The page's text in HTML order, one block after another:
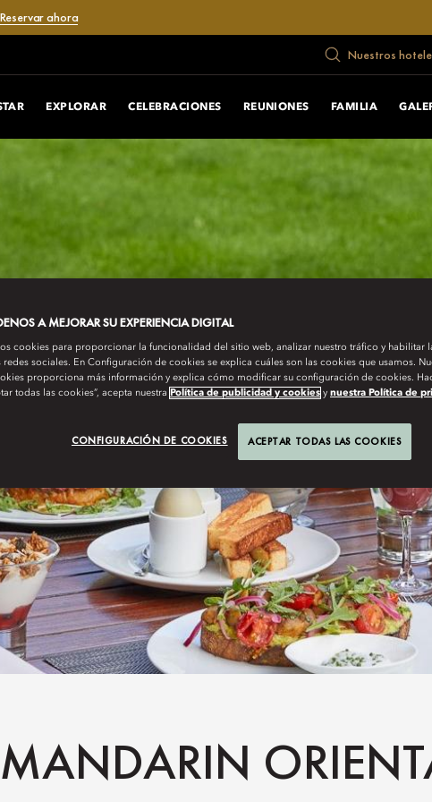
Reservar ahora
Nuestros
EXPLORAR CELEBRACIONES REUNIONES FAMILIA
A MEJORAR SU EXPERIENCIA DIGITAL
cookies para proporcionar la funcionalidad del sitio web, analizar nuestro tráfico y habilitar
redes sociales. En Configuración de cookies se explica cuáles son las cookies que usamos.
proporciona más información y explica cómo modificar su configuración de cookies.
todas las cookies”, acepta nuestra Política de publicidad y cookies y nuestra Política de
CONFIGURACIÓN DE COOKIES ACEPTAR TODAS LAS COOKIES